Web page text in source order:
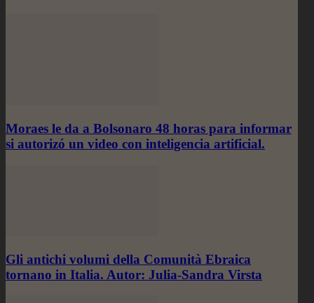
Moraes le da a Bolsonaro 48 horas para informar
si autorizó un video con inteligencia artificial.
Gli antichi volumi della Comunità Ebraica
tornano in Italia. Autor: Julia-Sandra Virsta